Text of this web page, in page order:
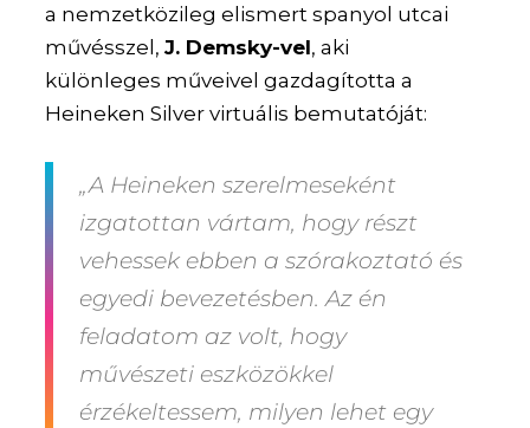
a nemzetközileg elismert spanyol utcai
művésszel,J. Demsky-vel, aki
különleges műveivel gazdagította a
Heineken Silver virtuális bemutatóját:
„A Heineken szerelmeseként
izgatottan vártam, hogy részt
vehessek ebben a szórakoztató és
egyedi bevezetésben. Az én
feladatom az volt, hogy
művészeti eszközökkel
érzékeltessem, milyen lehet egy